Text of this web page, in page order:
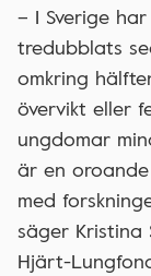
– I Sverige
tredubblats
omkring
övervikt eller
ungdomar
är en
med
säger Kristina
Hjärt-